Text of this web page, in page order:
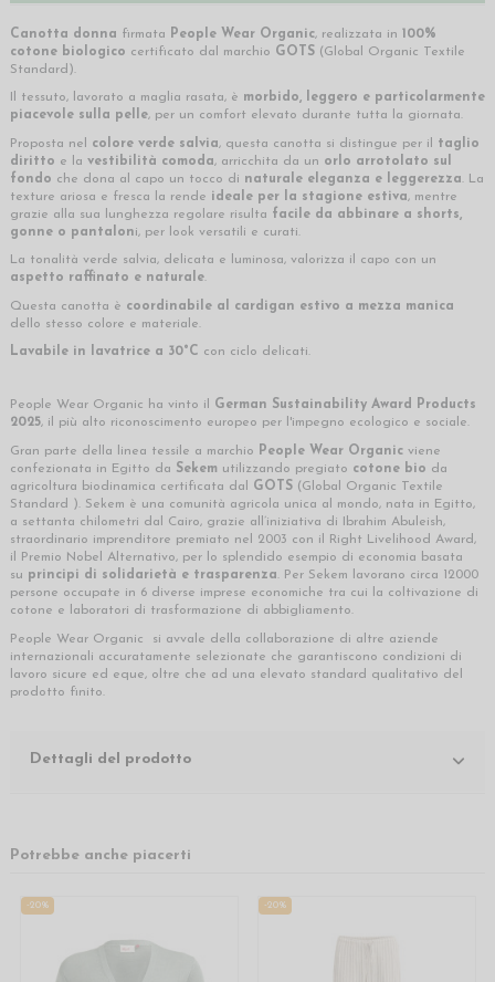
Canotta donna firmata People Wear Organic, realizzata in 100%
cotone biologico certificato dal marchio GOTS (Global Organic Textile
Standard).
Il tessuto, lavorato a maglia rasata, è morbido, leggero e particolarmente
piacevole sulla pelle, per un comfort elevato durante tutta la giornata.
Proposta nel colore verde salvia, questa canotta si distingue per il taglio
diritto e la vestibilità comoda, arricchita da un orlo arrotolato sul
fondo che dona al capo un tocco di naturale eleganza e leggerezza. La
texture ariosa e fresca la rende ideale per la stagione estiva, mentre
grazie alla sua lunghezza regolare risulta facile da abbinare a shorts,
gonne o pantaloni, per look versatili e curati.
La tonalità verde salvia, delicata e luminosa, valorizza il capo con un
aspetto raffinato e naturale.
Questa canotta è coordinabile al cardigan estivo a mezza manica
dello stesso colore e materiale.
Lavabile in lavatrice a 30°C con ciclo delicati.
People Wear Organic ha vinto il German Sustainability Award Products
2025, il più alto riconoscimento europeo per l'impegno ecologico e sociale.
Gran parte della linea tessile a marchio People Wear Organic viene
confezionata in Egitto da Sekem utilizzando pregiato cotone bio da
agricoltura biodinamica certificata dal GOTS (Global Organic Textile
Standard ). Sekem è una comunità agricola unica al mondo, nata in Egitto,
a settanta chilometri dal Cairo, grazie all’iniziativa di Ibrahim Abuleish,
straordinario imprenditore premiato nel 2003 con il Right Livelihood Award,
il Premio Nobel Alternativo, per lo splendido esempio di economia basata
su principi di solidarietà e trasparenza. Per Sekem lavorano circa 12000
persone occupate in 6 diverse imprese economiche tra cui la coltivazione di
cotone e laboratori di trasformazione di abbigliamento.
People Wear Organic si avvale della collaborazione di altre aziende
internazionali accuratamente selezionate che garantiscono condizioni di
lavoro sicure ed eque, oltre che ad una elevato standard qualitativo del
prodotto finito.
Dettagli del prodotto
Potrebbe anche piacerti
-20% -20%